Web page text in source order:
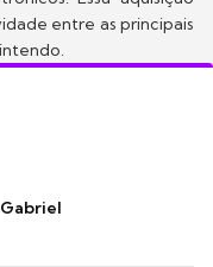
entre as principais